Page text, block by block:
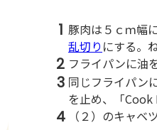
1 豚肉は５ｃｍ幅
乱切り にする。
2 フライパンに油
3 同じフライパン
を止め、「Cook
4 （２）のキャベ